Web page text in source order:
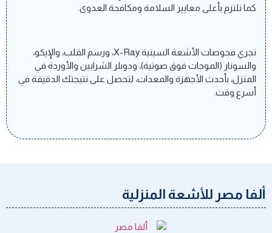
كما نلتزم بأعلى معايير السلامة ومكافحة العدوى.
نجري فحوصات الأشعة السينية X-Ray، ورسم القلب، والإيكو،
والسونار (الموجات فوق صوتية)، ودوبلر الشرايين والأوردة في
المنزل، بأحدث الأجهزة والمعدات، لتحصل على نتيجتك الدقيقة في
أسرع وقت.
ألفا مصر للأشعة المنزلية